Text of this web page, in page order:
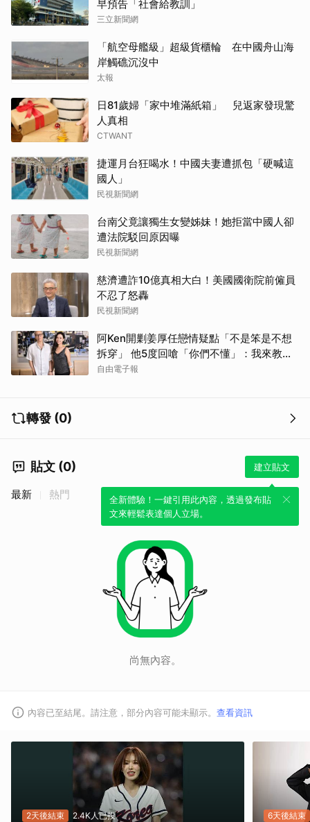
早預告「社會給教訓」
三立新聞網
「航空母艦級」超級貨櫃輪 在中國舟山海
岸觸礁沉沒中
太報
日81歲婦「家中堆滿紙箱」 兒返家發現驚
人真相
CTWANT
捷運月台狂喝水！中國夫妻遭抓包「硬喊這
國人」
民視新聞網
台南父竟讓獨生女變姊妹！她拒當中國人卻
遭法院駁回原因曝
民視新聞網
慈濟遭詐10億真相大白！美國國衛院前僱員
不忍了怒轟
民視新聞網
阿Ken開剿姜厚任戀情疑點「不是笨是不想
拆穿」 他5度回嗆「你們不懂」：我來教育
你們
自由電子報
轉發 (0)
貼文 (0) 建立貼文
全新體驗！一鍵引用此內容，透過發布貼
文來輕鬆表達個人立場。
最新 熱門
尚無內容。
內容已至結尾。請注意，部分內容可能未顯示。 查看資訊
2天後結束 2.4K人已投 6天後結束